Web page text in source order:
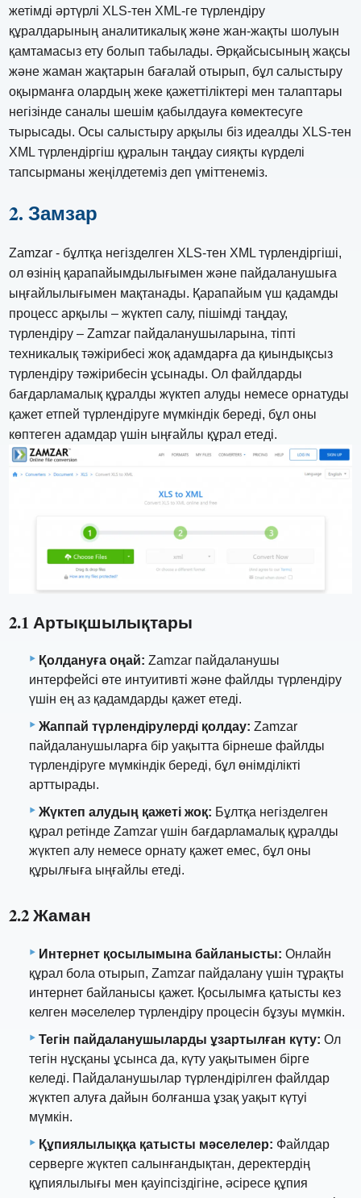
жетімді әртүрлі XLS-тен XML-ге түрлендіру
құралдарының аналитикалық және жан-жақты шолуын
қамтамасыз ету болып табылады. Әрқайсысының жақсы
және жаман жақтарын бағалай отырып, бұл салыстыру
оқырманға олардың жеке қажеттіліктері мен талаптары
негізінде саналы шешім қабылдауға көмектесуге
тырысады. Осы салыстыру арқылы біз идеалды XLS-тен
XML түрлендіргіш құралын таңдау сияқты күрделі
тапсырманы жеңілдетеміз деп үміттенеміз.
2. Замзар
Zamzar - бұлтқа негізделген XLS-тен XML түрлендіргіші,
ол өзінің қарапайымдылығымен және пайдаланушыға
ыңғайлылығымен мақтанады. Қарапайым үш қадамды
процесс арқылы – жүктеп салу, пішімді таңдау,
түрлендіру – Zamzar пайдаланушыларына, тіпті
техникалық тәжірибесі жоқ адамдарға да қиындықсыз
түрлендіру тәжірибесін ұсынады. Ол файлдарды
бағдарламалық құралды жүктеп алуды немесе орнатуды
қажет етпей түрлендіруге мүмкіндік береді, бұл оны
көптеген адамдар үшін ыңғайлы құрал етеді.
2.1 Артықшылықтары
Қолдануға оңай: Zamzar пайдаланушы
интерфейсі өте интуитивті және файлды түрлендіру
үшін ең аз қадамдарды қажет етеді.
Жаппай түрлендірулерді қолдау: Zamzar
пайдаланушыларға бір уақытта бірнеше файлды
түрлендіруге мүмкіндік береді, бұл өнімділікті
арттырады.
Жүктеп алудың қажеті жоқ: Бұлтқа негізделген
құрал ретінде Zamzar үшін бағдарламалық құралды
жүктеп алу немесе орнату қажет емес, бұл оны
құрылғыға ыңғайлы етеді.
2.2 Жаман
Интернет қосылымына байланысты: Онлайн
құрал бола отырып, Zamzar пайдалану үшін тұрақты
интернет байланысы қажет. Қосылымға қатысты кез
келген мәселелер түрлендіру процесін бұзуы мүмкін.
Тегін пайдаланушыларды ұзартылған күту: Ол
тегін нұсқаны ұсынса да, күту уақытымен бірге
келеді. Пайдаланушылар түрлендірілген файлдар
жүктеп алуға дайын болғанша ұзақ уақыт күтуі
мүмкін.
Құпиялылыққа қатысты мәселелер: Файлдар
серверге жүктеп салынғандықтан, деректердің
құпиялылығы мен қауіпсіздігіне, әсіресе құпия